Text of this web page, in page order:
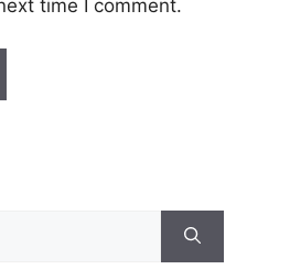
time I comment.